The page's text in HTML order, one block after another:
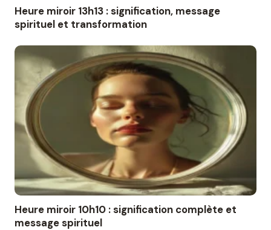
Heure miroir 13h13 : signification, message
spirituel et transformation
Heure miroir 10h10 : signification complète et
message spirituel